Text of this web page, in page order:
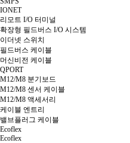
IONET
리모트 I/O 터미널
확장형 필드버스 I/O 시스템
이더넷 스위치
필드버스 케이블
머신비전 케이블
QPORT
M12/M8 분기보드
M12/M8 센서 케이블
M12/M8 액세서리
케이블 엔트리
밸브플러그 케이블
Ecoflex
Ecoflex